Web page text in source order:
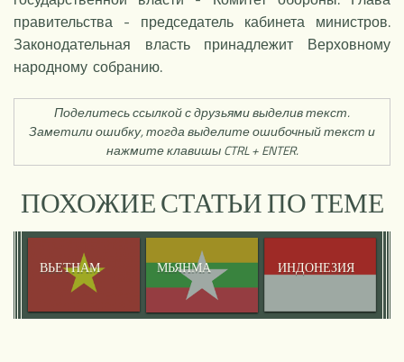
правительства - председатель кабинета министров.
Законодательная власть принадлежит Верховному
народному собранию.
Поделитесь ссылкой с друзьями выделив текст.
Заметили ошибку, тогда выделите ошибочный текст и
нажмите клавишы CTRL + ENTER.
ПОХОЖИЕ СТАТЬИ ПО ТЕМЕ
ВЬЕТНАМ МЬЯНМА ИНДОНЕЗИЯ